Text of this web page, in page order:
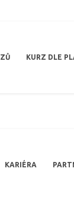
KURZ DLE
KARIÉRA